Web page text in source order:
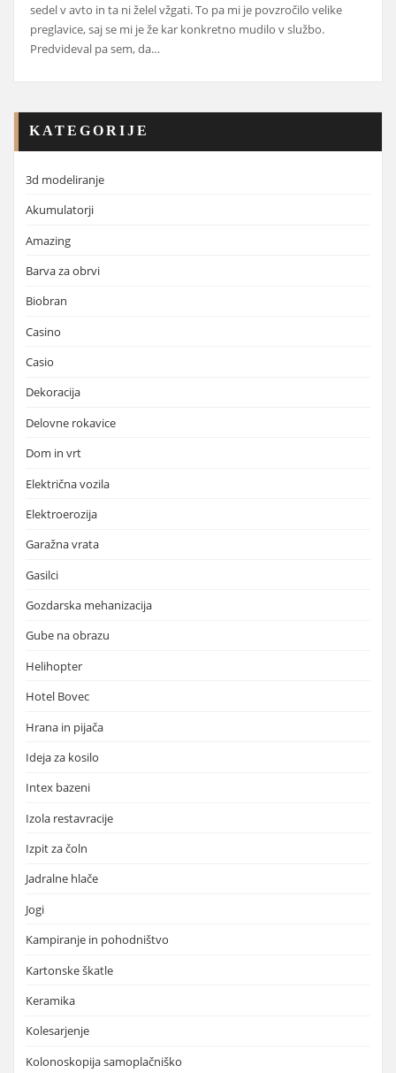
sedel v avto in ta ni želel vžgati. To pa mi je povzročilo velike
preglavice, saj se mi je že kar konkretno mudilo v službo.
Predvideval pa sem, da…
KATEGORIJE
3d modeliranje
Akumulatorji
Amazing
Barva za obrvi
Biobran
Casino
Casio
Dekoracija
Delovne rokavice
Dom in vrt
Električna vozila
Elektroerozija
Garažna vrata
Gasilci
Gozdarska mehanizacija
Gube na obrazu
Helihopter
Hotel Bovec
Hrana in pijača
Ideja za kosilo
Intex bazeni
Izola restavracije
Izpit za čoln
Jadralne hlače
Jogi
Kampiranje in pohodništvo
Kartonske škatle
Keramika
Kolesarjenje
Kolonoskopija samoplačniško